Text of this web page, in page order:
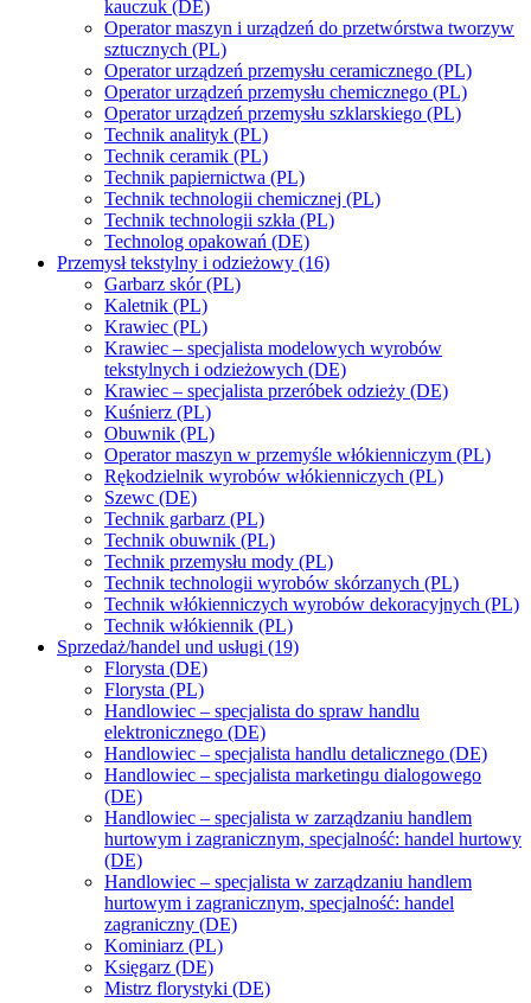
kauczuk (DE)
Operator maszyn i urządzeń do przetwórstwa tworzyw
sztucznych (PL)
Operator urządzeń przemysłu ceramicznego (PL)
Operator urządzeń przemysłu chemicznego (PL)
Operator urządzeń przemysłu szklarskiego (PL)
Technik analityk (PL)
Technik ceramik (PL)
Technik papiernictwa (PL)
Technik technologii chemicznej (PL)
Technik technologii szkła (PL)
Technolog opakowań (DE)
Przemysł tekstylny i odzieżowy (16)
Garbarz skór (PL)
Kaletnik (PL)
Krawiec (PL)
Krawiec – specjalista modelowych wyrobów
tekstylnych i odzieżowych (DE)
Krawiec – specjalista przeróbek odzieży (DE)
Kuśnierz (PL)
Obuwnik (PL)
Operator maszyn w przemyśle włókienniczym (PL)
Rękodzielnik wyrobów włókienniczych (PL)
Szewc (DE)
Technik garbarz (PL)
Technik obuwnik (PL)
Technik przemysłu mody (PL)
Technik technologii wyrobów skórzanych (PL)
Technik włókienniczych wyrobów dekoracyjnych (PL)
Technik włókiennik (PL)
Sprzedaż/handel und usługi (19)
Florysta (DE)
Florysta (PL)
Handlowiec – specjalista do spraw handlu
elektronicznego (DE)
Handlowiec – specjalista handlu detalicznego (DE)
Handlowiec – specjalista marketingu dialogowego
(DE)
Handlowiec – specjalista w zarządzaniu handlem
hurtowym i zagranicznym, specjalność: handel hurtowy
(DE)
Handlowiec – specjalista w zarządzaniu handlem
hurtowym i zagranicznym, specjalność: handel
zagraniczny (DE)
Kominiarz (PL)
Księgarz (DE)
Mistrz florystyki (DE)